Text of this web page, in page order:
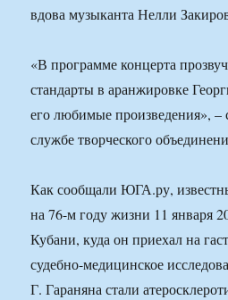
вдова музыканта Нелли
«В программе концерта
стандарты в аранжировке
его любимые произведения», –
службе творческого
Как сообщали ЮГА.ру,
на 76-м году жизни 11 января
Кубани, куда он приехал на
судебно-медицинское
Г. Гараняна стали